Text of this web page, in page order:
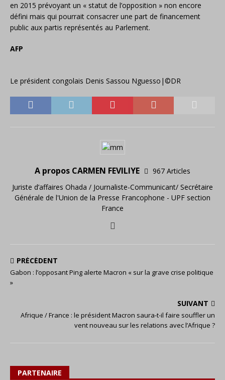
en 2015 prévoyant un « statut de l’opposition » non encore
défini mais qui pourrait consacrer une part de financement
public aux partis représentés au Parlement.
AFP
Le président congolais Denis Sassou Nguesso|©DR
A propos CARMEN FEVILIYE
967 Articles
Juriste d’affaires Ohada / Journaliste-Communicant/ Secrétaire
Générale de l'Union de la Presse Francophone - UPF section
France
PRÉCÉDENT
Gabon : l’opposant Ping alerte Macron « sur la grave crise politique
»
SUIVANT
Afrique / France : le président Macron saura-t-il faire souffler un
vent nouveau sur les relations avec l’Afrique ?
PARTENAIRE